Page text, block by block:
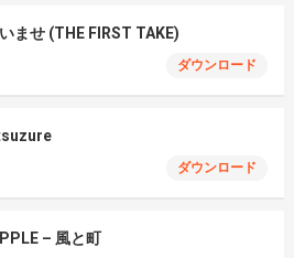
ませ (THE FIRST TAKE)
ダウンロード
ダウンロード
– 風と町